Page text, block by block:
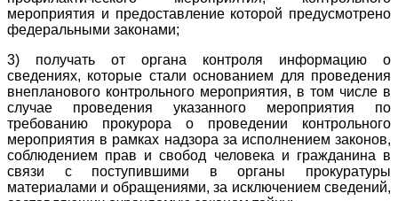
мероприятия и предоставление которой предусмотрено
федеральными законами;
3) получать от органа контроля информацию о
сведениях, которые стали основанием для проведения
внепланового контрольного мероприятия, в том числе в
случае проведения указанного мероприятия по
требованию прокурора о проведении контрольного
мероприятия в рамках надзора за исполнением законов,
соблюдением прав и свобод человека и гражданина в
связи с поступившими в органы прокуратуры
материалами и обращениями, за исключением сведений,